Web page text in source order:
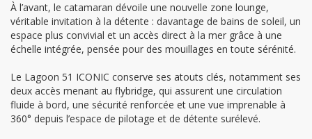
À l’avant, le catamaran dévoile une nouvelle zone lounge,
véritable invitation à la détente : davantage de bains de soleil, un
espace plus convivial et un accès direct à la mer grâce à une
échelle intégrée, pensée pour des mouillages en toute sérénité.
Le Lagoon 51 ICONIC conserve ses atouts clés, notamment ses
deux accès menant au flybridge, qui assurent une circulation
fluide à bord, une sécurité renforcée et une vue imprenable à
360° depuis l’espace de pilotage et de détente surélevé.